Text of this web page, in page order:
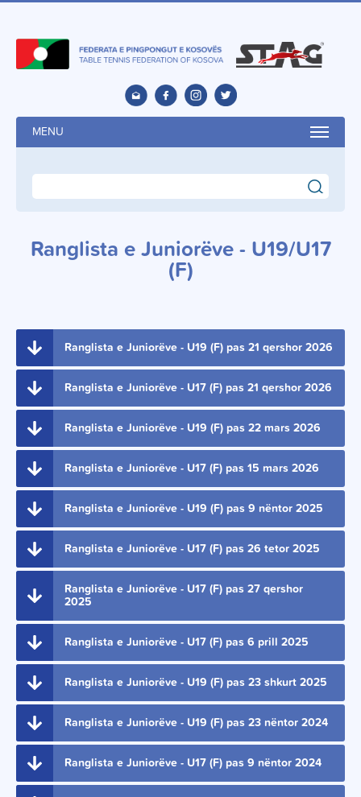
MENU
search
Ranglista e Juniorëve - U19/U17
(F)
Ranglista e Juniorëve - U19 (F) pas 21 qershor 2026
Ranglista e Juniorëve - U17 (F) pas 21 qershor 2026
Ranglista e Juniorëve - U19 (F) pas 22 mars 2026
Ranglista e Juniorëve - U17 (F) pas 15 mars 2026
Ranglista e Juniorëve - U19 (F) pas 9 nëntor 2025
Ranglista e Juniorëve - U17 (F) pas 26 tetor 2025
Ranglista e Juniorëve - U17 (F) pas 27 qershor
2025
Ranglista e Juniorëve - U17 (F) pas 6 prill 2025
Ranglista e Juniorëve - U19 (F) pas 23 shkurt 2025
Ranglista e Juniorëve - U19 (F) pas 23 nëntor 2024
Ranglista e Juniorëve - U17 (F) pas 9 nëntor 2024